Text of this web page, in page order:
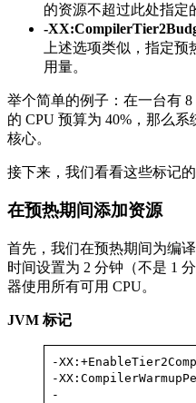
的资源不超过此处指定
-
上述选项类似，指定预
用量。
举个简单的例子：在一台有
的 CPU 预算为 40%，那么系
核心。
接下来，我们看看这些标记的
在预热期间添加资源
首先，我们在预热期间为编
时间设置为 2 分钟（不是 1
器使用所有可用 CPU。
JVM 标记
-
-
-